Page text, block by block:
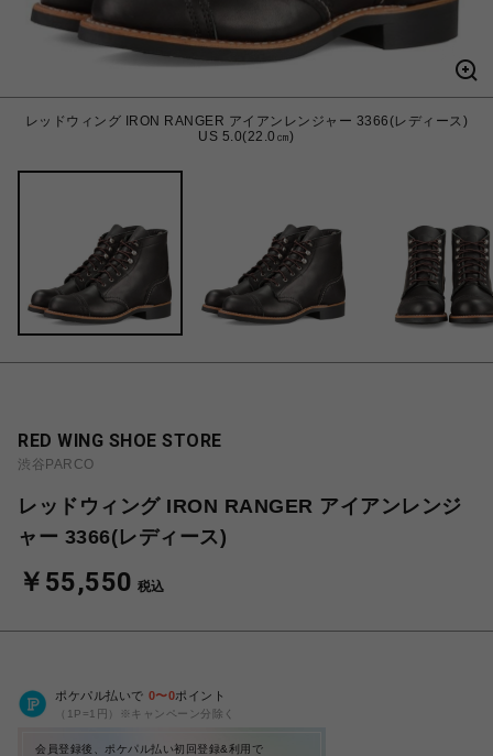
レッドウィング IRON RANGER アイアンレンジャー 3366(レディース)
US 5.0(22.0㎝)
RED WING SHOE STORE
渋谷PARCO
レッドウィング IRON RANGER アイアンレンジ
ャー 3366(レディース)
￥55,550 税込
ポケパル払いで 0〜0ポイント
（1P=1円）※キャンペーン分除く
会員登録後、ポケパル払い初回登録&利用で